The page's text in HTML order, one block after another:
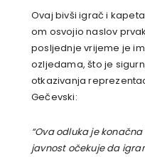
Ovaj bivši igrač i
om osvojio naslov
posljednje vrijeme je
ozljedama, što je
otkazivanja
Gečevski:
“Ova odluka je
javnost očekuje da